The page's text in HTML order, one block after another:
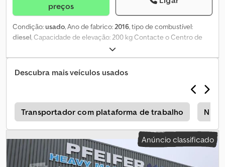
preços
Condição:usado, Ano de fabrico:2016, tipo de combustível:
diesel, Capacidade de elevação: 200 kg Contacte o Centro de
Equipamentos Usados para mais informações. Codpezqkygsfx
Ahysrf
Descubra mais veículos usados
Transportador com plataforma de trabalho
Anúncio classificado